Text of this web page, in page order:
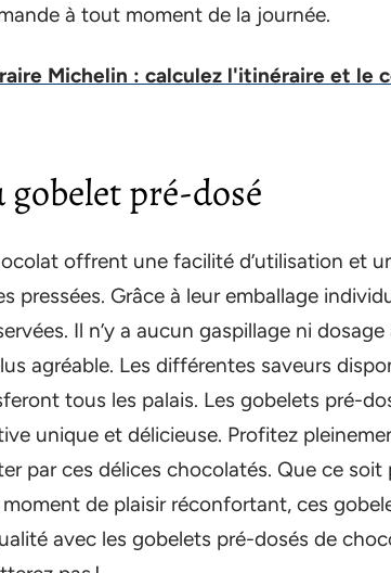
à tout moment de la journée.
Michelin : calculez l'itinéraire et le
gobelet pré-dosé
offrent une facilité d’utilisation et
pressées. Grâce à leur emballage
Il n’y a aucun gaspillage ni
agréable. Les différentes saveurs
tous les palais. Les gobelets pré-
unique et délicieuse. Profitez
par ces délices chocolatés. Que ce soit
de plaisir réconfortant, ces
avec les gobelets pré-dosés de